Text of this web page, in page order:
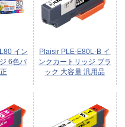
イン
6色パ
Plaisir PLE-E80L-B イ
ンクカートリッジ ブラ
ック 大容量 汎用品